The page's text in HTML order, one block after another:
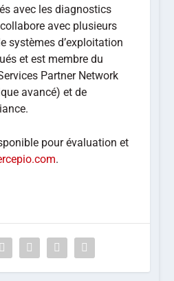
avec les diagnostics
avec plusieurs
systèmes d’exploitation
et est membre du
Partner Network
avancé) et de
pour évaluation et
.